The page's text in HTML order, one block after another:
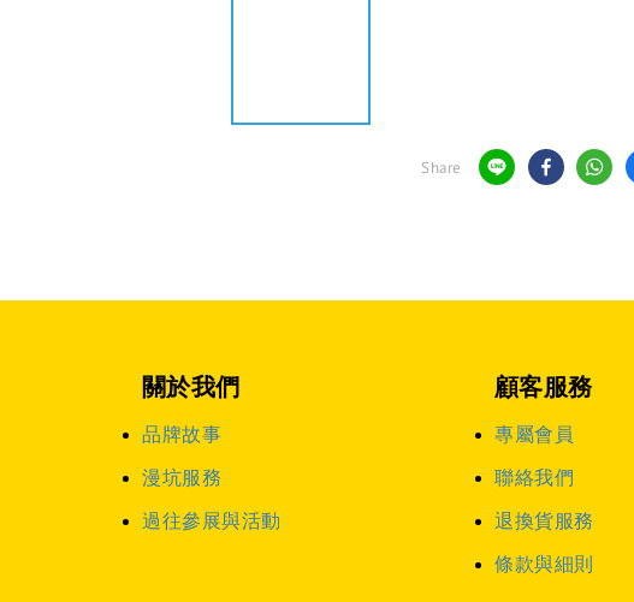
Share
關於我們
品牌故事
漫坑服務
過往參展與活動
顧客服務
專屬會員
聯絡我們
退換貨服務
條款與細則